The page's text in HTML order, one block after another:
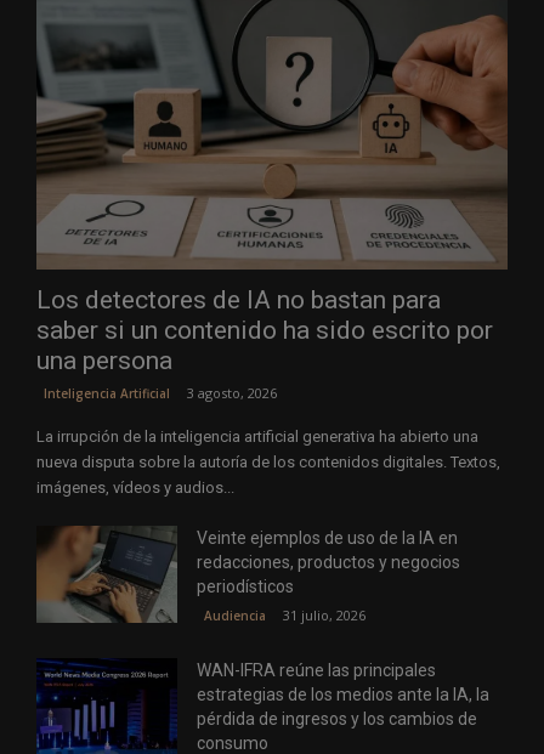
Los detectores de IA no bastan para
saber si un contenido ha sido escrito por
una persona
Inteligencia Artificial 3 agosto, 2026
La irrupción de la inteligencia artificial generativa ha abierto una
nueva disputa sobre la autoría de los contenidos digitales. Textos,
imágenes, vídeos y audios...
Veinte ejemplos de uso de la IA en
redacciones, productos y negocios
periodísticos
Audiencia 31 julio, 2026
WAN-IFRA reúne las principales
estrategias de los medios ante la IA, la
pérdida de ingresos y los cambios de
consumo